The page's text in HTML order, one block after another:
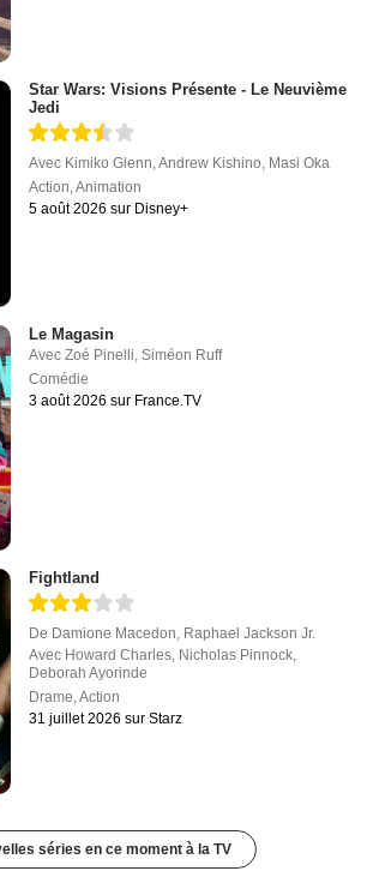
Star Wars: Visions Présente - Le Neuvième
Jedi
Avec Kimiko Glenn,Andrew Kishino, Masi Oka
Action,Animation
5 août 2026 sur Disney+
Le Magasin
AvecZoé Pinelli ,Siméon Ruff
Comédie
3 août 2026 sur France.TV
Fightland
De Damione Macedon, Raphael Jackson Jr.
Avec Howard Charles, Nicholas Pinnock,
Deborah Ayorinde
Drame,Action
31 juillet 2026 sur Starz
séries en ce moment à la TV